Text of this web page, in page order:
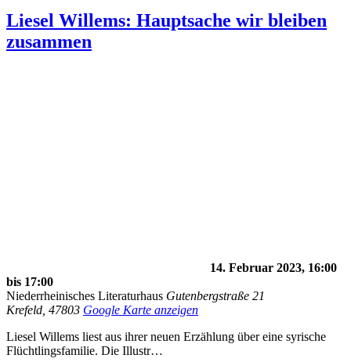
Liesel Willems: Hauptsache wir bleiben
zusammen
14. Februar 2023, 16:00
bis 17:00
Niederrheinisches Literaturhaus Gutenbergstraße 21
Krefeld 47803 Google Karte anzeigen
Liesel Willems liest aus ihrer neuen Erzählung über eine syrische
Flüchtlingsfamilie. Die Illustr…